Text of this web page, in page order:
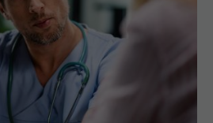
Contractului-cadru. Ce se
medici și spitale din 2026